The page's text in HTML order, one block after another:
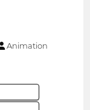
Animation